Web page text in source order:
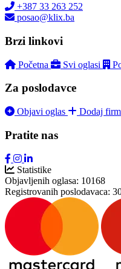
+387 33 263 252
posao@klix.ba
Brzi linkovi
Početna Svi oglasi
Za poslodavce
Objavi oglas Dodaj
Pratite nas
Statistike
Objavljenih oglasa: 10168
Registrovanih poslodavaca: